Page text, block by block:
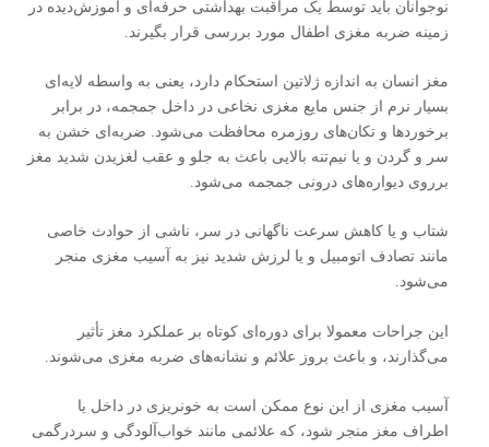
نوجوانان باید توسط یک مراقبت بهداشتی حرفه‌ای و آموزش‌دیده در
زمینه ضربه مغزی اطفال مورد بررسی قرار بگیرند.
مغز انسان به اندازه ژلاتین استحکام دارد، یعنی به واسطه لایه‌ای
بسیار نرم از جنس مایع مغزی نخاعی در داخل جمجمه، در برابر
برخوردها و تکان‌های روزمره محافظت می‌شود. ضربه‌ای خشن به
سر و گردن و یا نیم‌تنه بالایی باعث به جلو و عقب لغزیدن شدید مغز
برروی دیواره‌های درونی جمجمه می‌شود.
شتاب و یا کاهش سرعت ناگهانی در سر، ناشی از حوادث خاصی
مانند تصادف اتومبیل و یا لرزش شدید نیز به آسیب مغزی منجر
می‌شود.
این جراحات معمولا برای دوره‌ای کوتاه بر عملکرد مغز تأثیر
می‌گذارند، و باعث بروز علائم و نشانه‌های ضربه مغزی می‌شوند.
آسیب مغزی از این نوع ممکن است به خونریزی در داخل یا
اطراف مغز منجر شود، که علائمی مانند خواب‌آلودگی و سردرگمی